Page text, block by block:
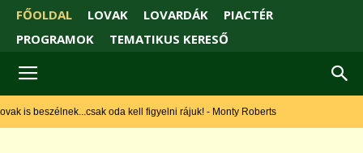
FŐOLDAL LOVAK LOVARDÁK
PIACTÉR
PROGRAMOK
TEMATIKUS KERESŐ
is beszélnek...csak oda kell figyelni rájuk! - Monty Roberts